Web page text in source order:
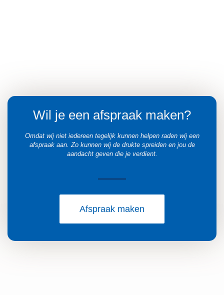
Wil je een afspraak maken?
Omdat wij niet iedereen tegelijk kunnen helpen raden wij een
afspraak aan. Zo kunnen wij de drukte spreiden en jou de
aandacht geven die je verdient.
Afspraak maken